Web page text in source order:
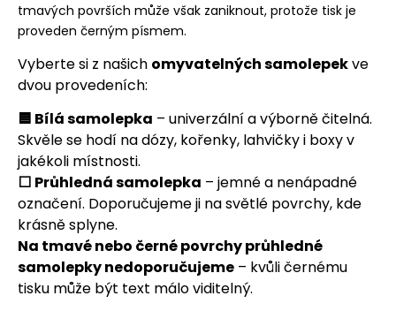
tmavých površích může však zaniknout, protože tisk je
proveden černým písmem.
Vyberte si z našich omyvatelných samolepekve
dvou provedeních:
🟦 Bílá samolepka – univerzální a výborně čitelná.
Skvěle se hodí na dózy, kořenky, lahvičky i boxy v
jakékoli místnosti.
⬜ Průhledná samolepka – jemné a nenápadné
označení. Doporučujeme ji na světlé povrchy, kde
krásně splyne.
Na tmavé nebo černé povrchy průhledné
samolepky nedoporučujeme – kvůli černému
tisku může být text málo viditelný.